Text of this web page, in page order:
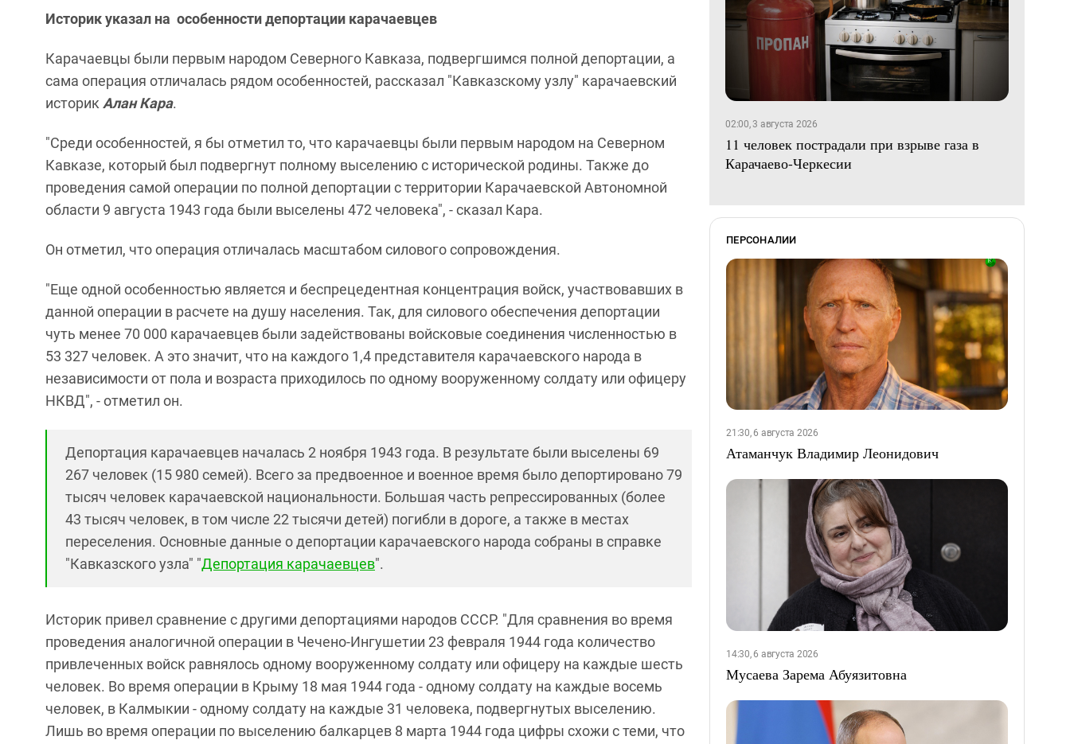
Историк указал на особенности депортации карачаевцев
Карачаевцы были первым народом Северного Кавказа, подвергшимся полной депортации, а
сама операция отличалась рядом особенностей, рассказал "Кавказскому узлу" карачаевский
историкАлан Кара.
"Среди особенностей, я бы отметил то, что карачаевцы были первым народом на Северном
Кавказе, который был подвергнут полному выселению с исторической родины. Также до
проведения самой операции по полной депортации с территории Карачаевской Автономной
области 9 августа 1943 года были выселены 472 человека", - сказал Кара.
Он отметил, что операция отличалась масштабом силового сопровождения.
"Еще одной особенностью является и беспрецедентная концентрация войск, участвовавших в
данной операции в расчете на душу населения. Так, для силового обеспечения депортации
чуть менее 70 000 карачаевцев были задействованы войсковые соединения численностью в
53 327 человек. А это значит, что на каждого 1,4 представителя карачаевского народа в
независимости от пола и возраста приходилось по одному вооруженному солдату или офицеру
НКВД", - отметил он.
Депортация карачаевцев началась 2 ноября 1943 года. В результате были выселены 69
267 человек (15 980 семей). Всего за предвоенное и военное время было депортировано 79
тысяч человек карачаевской национальности. Большая часть репрессированных (более
43 тысяч человек, в том числе 22 тысячи детей) погибли в дороге, а также в местах
переселения. Основные данные о депортации карачаевского народа собраны в справке
"Кавказского узла" "Депортация карачаевцев".
Историк привел сравнение с другими депортациями народов СССР. "Для сравнения во время
проведения аналогичной операции в Чечено-Ингушетии 23 февраля 1944 года количество
привлеченных войск равнялось одному вооруженному солдату или офицеру на каждые шесть
человек. Во время операции в Крыму 18 мая 1944 года - одному солдату на каждые восемь
человек, в Калмыкии - одному солдату на каждые 31 человека, подвергнутых выселению.
Лишь во время операции по выселению балкарцев 8 марта 1944 года цифры схожи с теми, что
02:00, 3 августа 2026
11 человек пострадали при взрыве газа в
Карачаево-Черкесии
ПЕРСОНАЛИИ
21:30, 6 августа 2026
Атаманчук Владимир Леонидович
14:30, 6 августа 2026
Мусаева Зарема Абуязитовна